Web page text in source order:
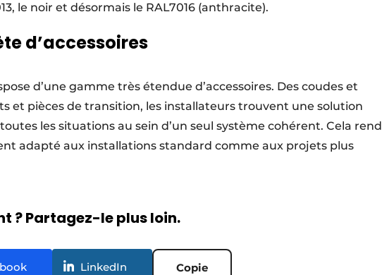
le noir et désormais le RAL7016 (anthracite).
d’accessoires
d’une gamme très étendue d’accessoires. Des coudes et
et pièces de transition, les installateurs trouvent une solution
les situations au sein d’un seul système cohérent. Cela rend
adapté aux installations standard comme aux projets plus
? Partagez-le plus loin.
LinkedIn Copie